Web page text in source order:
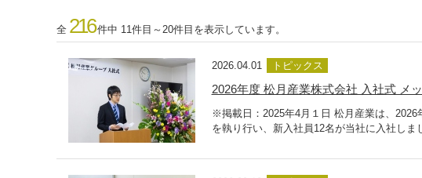
全 216件中 11件目～20件目を表示しています。
2026.04.01 トピックス
2026年度 松月産業株式会社 入社式 メ
※掲載日：2025年4月１日 松月産業は、
を執り行い、新入社員12名が当社に入社し